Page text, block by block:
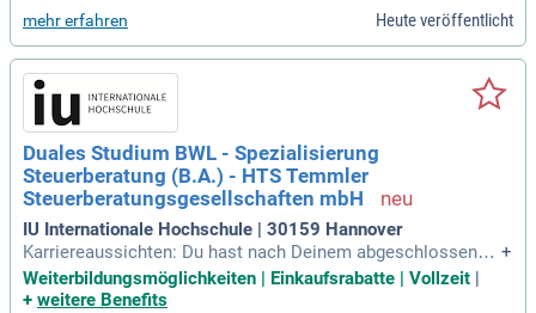
d Anpassungsfähigkeit, Diskretion sowie eine ausgeprägte
Orientierung und Loyalität zum Geschäftsführer
mehr erfahren Heute veröffentlicht
Duales Studium BWL - Spezialisierung
Steuerberatung (B.A.) - HTS Temmler
Steuerberatungsgesellschaften mbH
IU Internationale Hochschule | 30159 Hannover
Karriereaussichten: Du hast nach Deinem abgeschlossene
m Studium die Möglichkeit Dich als Steuerberater:in, Teaml
eiter:in, Geschäftsführer:in oder Wirtschaftsberater:in weiter
+
Weiterbildungsmöglichkeiten | Einkaufsrabatte | Vollzeit |
+ weitere Benefits